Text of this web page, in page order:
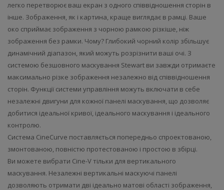
легко перетворює ваш екран з одного співвідношення сторін в
інше. Зображення, як і картина, краще виглядає в рамці. Ваше
око сприймає зображення з чорною рамкою різкіше, ніж
зображення без рамки. Чому? Глибокий чорний колір збільшує
динамічний діапазон, який можуть розрізнити ваші очі. З
системою безшовного маскування Stewart ви завжди отримаєте
максимально різке зображення незалежно від співвідношення
сторін. Функції системи управління можуть включати в себе
незалежні двигуни для кожної панелі маскування, що дозволяє
добитися ідеальної кривої, ідеального маскування і ідеального
контролю.
Система CineCurve поставляється попередньо спроектованою,
змонтованою, повністю протестованою і простою в збірці.
Ви можете вибрати Cine-V тільки для вертикального
маскування. Незалежні вертикальні маскуючі панелі
дозволяють отримати дві ідеально матові області зображення,